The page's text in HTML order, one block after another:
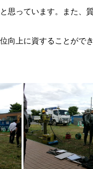
思っています。また、
向上に資することがで